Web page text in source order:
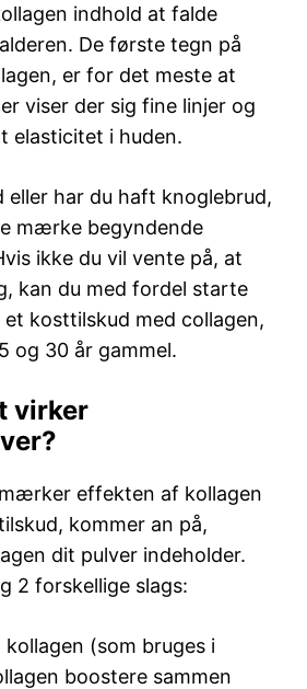
indhold at falde
De første tegn på
er for det meste at
viser der sig fine linjer og
elasticitet i huden.
eller har du haft knoglebrud,
mærke begyndende
ikke du vil vente på, at
kan du med fordel starte
kosttilskud med collagen,
og 30 år gammel.
virker
effekten af kollagen
kommer an på,
dit pulver indeholder.
2 forskellige slags:
kollagen (som bruges i
boostere sammen